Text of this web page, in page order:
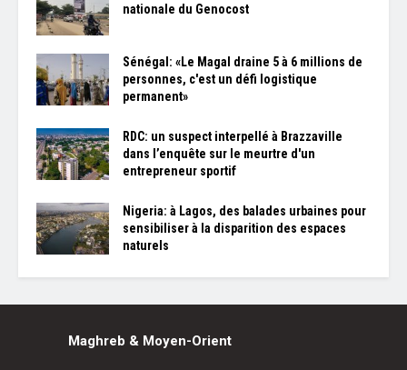
nationale du Genocost
Sénégal: «Le Magal draine 5 à 6 millions de
personnes, c'est un défi logistique
permanent»
RDC: un suspect interpellé à Brazzaville
dans l’enquête sur le meurtre d'un
entrepreneur sportif
Nigeria: à Lagos, des balades urbaines pour
sensibiliser à la disparition des espaces
naturels
Maghreb & Moyen-Orient